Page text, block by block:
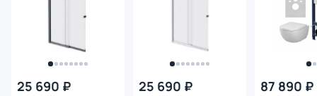
25 690 ₽ 25 690 ₽ 87 890 ₽